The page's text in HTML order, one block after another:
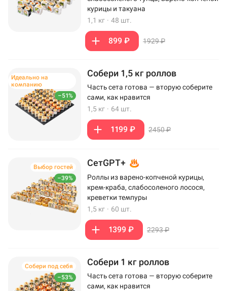
курицы и такуана
1,1 кг · 48 шт.
899 ₽ 1929 ₽
–51%
Идеально на
компанию
Собери 1,5 кг роллов
Часть сета готова — вторую соберите
сами, как нравится
1,5 кг · 64 шт.
1199 ₽ 2450 ₽
–39%
Выбор гостей СетGPT+
Роллы из варено-копченой курицы,
крем-краба, слабосоленого лосося,
креветки темпуры
1,5 кг · 60 шт.
1399 ₽ 2293 ₽
–53%
Собери под себя Собери 1 кг роллов
Часть сета готова — вторую соберите
сами, как нравится